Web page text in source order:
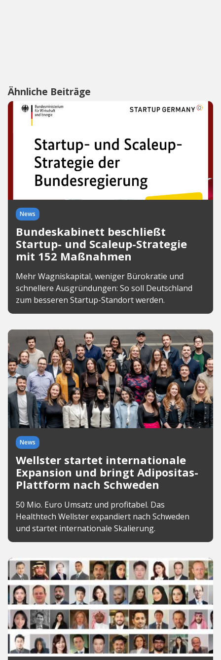
Ähnliche Beiträge
News
Bundeskabinett beschließt
Startup- und Scaleup-Strategie
mit 152 Maßnahmen
Mehr Wagniskapital, weniger Bürokratie und
schnellere Ausgründungen: So soll Deutschland
zum besseren Startup-Standort werden.
News
Wellster startet internationale
Expansion und bringt Adipositas-
Plattform nach Schweden
50 Mio. Euro Umsatz und profitabel. Das
Healthtech Wellster expandiert nach Schweden
und startet internationale Skalierung.